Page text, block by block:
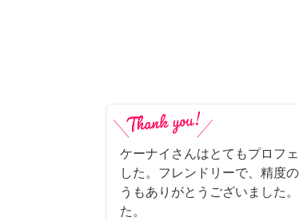
ケーナイさんはとてもプロフ
した。フレンドリーで、精度
うもありがとうございました
た。